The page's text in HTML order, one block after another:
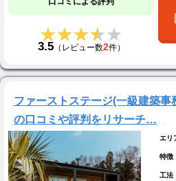
★★★★★
★★★★★
3.5（レビュー数2件）
ファーストステージ(一級建築事
の口コミや評判をリサーチ…
エリ
特徴
工法